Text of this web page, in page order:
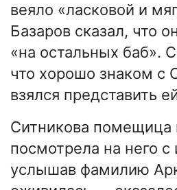
веяло «ласковой и
Базаров сказал, что
«на остальных баб».
что хорошо знаком с
взялся представить
Ситникова помещица
посмотрела на него
услышав фамилию